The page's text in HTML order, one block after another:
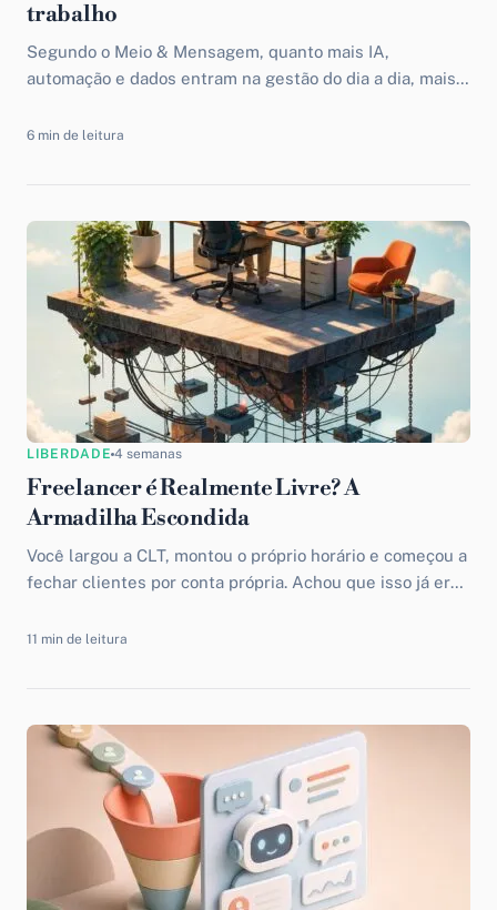
trabalho
Segundo o Meio & Mensagem, quanto mais IA,
automação e dados entram na gestão do dia a dia, mais
6 min de leitura
LIBERDADE 4 semanas
Freelancer é Realmente Livre? A
Armadilha Escondida
Você largou a CLT, montou o próprio horário e começou a
fechar clientes por conta própria. Achou que isso já era
11 min de leitura